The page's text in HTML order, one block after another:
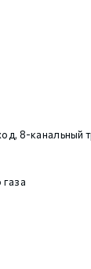
8-канальный
газа